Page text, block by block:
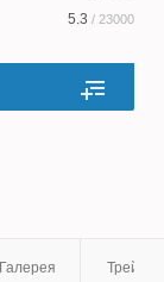
5.3 / 23000
Галерея